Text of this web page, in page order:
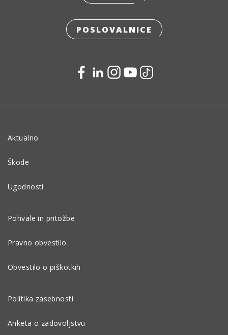
POSLOVALNICE
Aktualno
Škode
Ugodnosti
Pohvale in pritožbe
Pravno obvestilo
Obvestilo o piškotkih
Politika zasebnosti
Anketa o zadovoljstvu